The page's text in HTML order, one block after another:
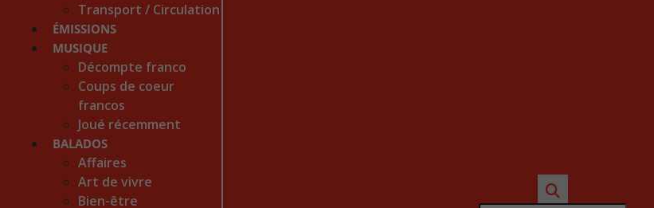
Transport / Circulation
ÉMISSIONS
MUSIQUE
Décompte franco
Coups de coeur
francos
Joué récemment
BALADOS
Affaires
Art de vivre
Bien-être